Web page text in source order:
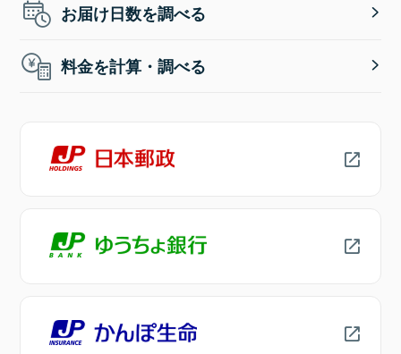
お届け日数を調べる
料金を計算・調べる